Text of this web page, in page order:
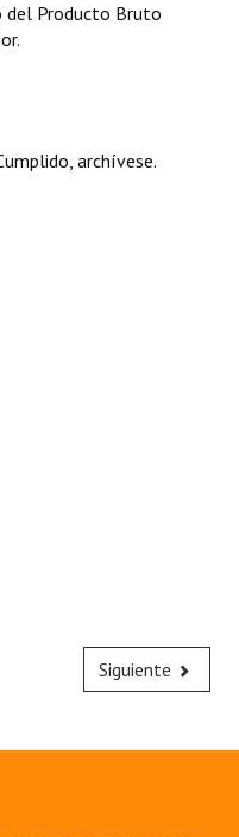
del Producto Bruto
archívese.
Siguiente